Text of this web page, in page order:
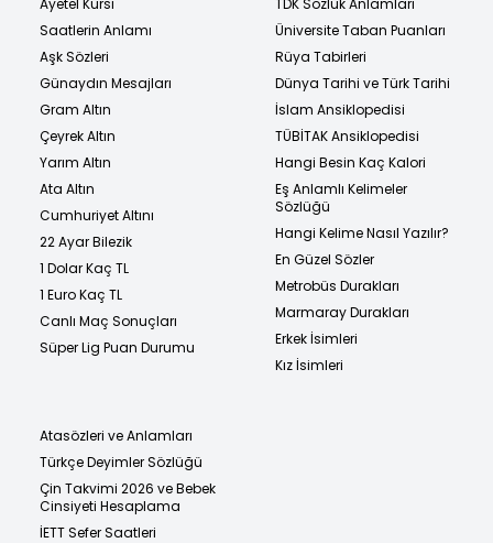
Saatlerin Anlamı
Aşk Sözleri
Günaydın Mesajları
Gram Altın
Çeyrek Altın
Yarım Altın
Ata Altın
Cumhuriyet Altını
22 Ayar Bilezik
1 Dolar Kaç TL
1 Euro Kaç TL
Canlı Maç Sonuçları
Süper Lig Puan Durumu
Üniversite Taban Puanları
Rüya Tabirleri
Dünya Tarihi ve Türk Tarihi
İslam Ansiklopedisi
TÜBİTAK Ansiklopedisi
Hangi Besin Kaç Kalori
Eş Anlamlı Kelimeler
Sözlüğü
Hangi Kelime Nasıl Yazılır?
En Güzel Sözler
Metrobüs Durakları
Marmaray Durakları
Erkek İsimleri
Kız İsimleri
Atasözleri ve Anlamları
Türkçe Deyimler Sözlüğü
Çin Takvimi 2026 ve Bebek
Cinsiyeti Hesaplama
İETT Sefer Saatleri